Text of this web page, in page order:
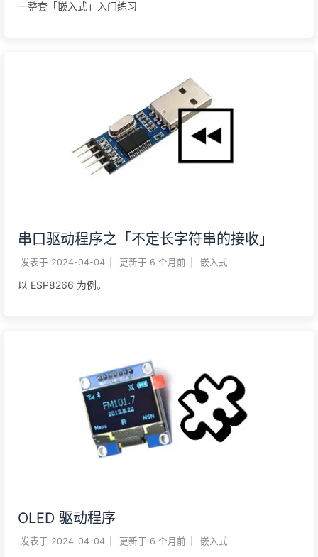
一整套「嵌入式」入门练习
串口驱动程序之「不定长字符串的接收」
发表于 2024-04-04 更新于 6 个月前 嵌入式
以 ESP8266 为例。
OLED 驱动程序
发表于 2024-04-04 更新于 6 个月前 嵌入式